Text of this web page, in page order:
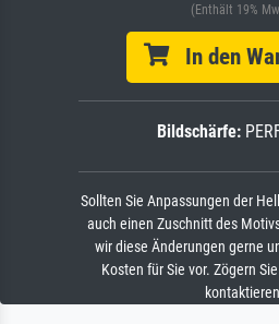
(Enthält 19%
In den
Bildschärfe:
Sollten Sie Anpassungen der
auch einen Zuschnitt des
wir diese Änderungen gerne
Kosten für Sie vor. Zögern